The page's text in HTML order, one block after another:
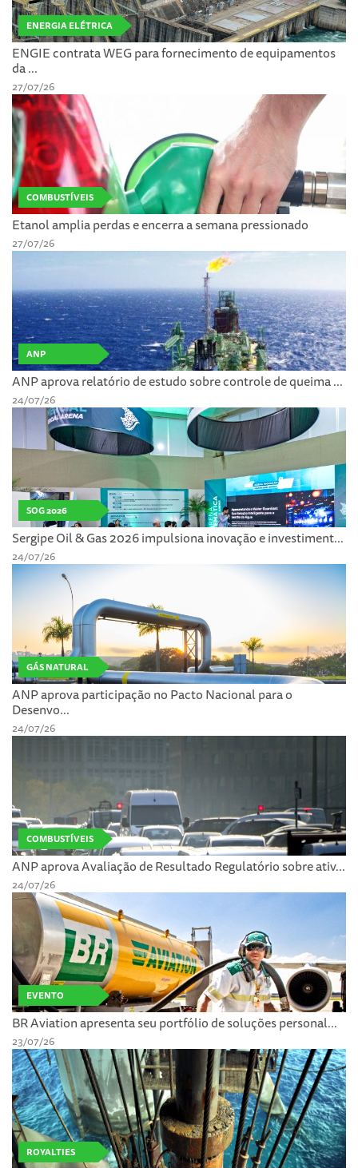
ENERGIA ELÉTRICA
ENGIE contrata WEG para fornecimento de equipamentos
da ...
27/07/26
COMBUSTÍVEIS
Etanol amplia perdas e encerra a semana pressionado
27/07/26
ANP
ANP aprova relatório de estudo sobre controle de queima ...
24/07/26
SOG 2026
Sergipe Oil & Gas 2026 impulsiona inovação e investiment...
24/07/26
GÁS NATURAL
ANP aprova participação no Pacto Nacional para o
Desenvo...
24/07/26
COMBUSTÍVEIS
ANP aprova Avaliação de Resultado Regulatório sobre ativ...
24/07/26
EVENTO
BR Aviation apresenta seu portfólio de soluções personal...
23/07/26
ROYALTIES